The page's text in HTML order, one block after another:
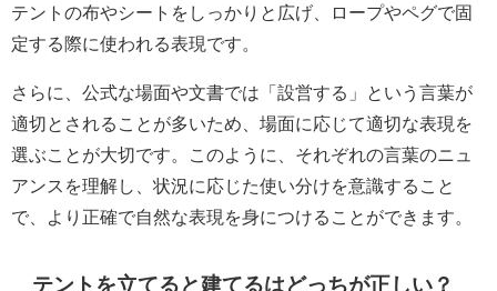
テントの布やシートをしっかりと広げ、ロープやペグで固
定する際に使われる表現です。
さらに、公式な場面や文書では「設営する」という言葉が
適切とされることが多いため、場面に応じて適切な表現を
選ぶことが大切です。このように、それぞれの言葉のニュ
アンスを理解し、状況に応じた使い分けを意識すること
で、より正確で自然な表現を身につけることができます。
テントを立てると建てるはどっちが正しい？